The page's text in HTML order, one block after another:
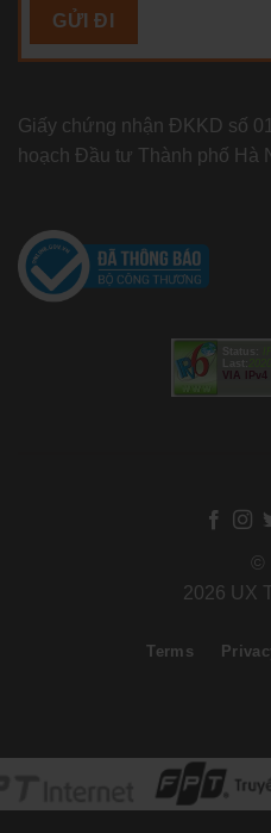
Giấy chứng nhận ĐKKD số
hoạch Đầu tư Thành phố Hà
Status:
Last:
VIA IPv4
©
2026 UX
Terms